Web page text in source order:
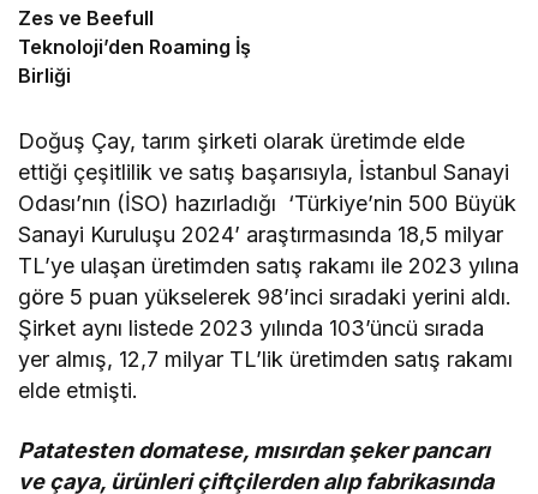
Zes ve Beefull
Teknoloji’den Roaming İş
Birliği
Doğuş Çay, tarım şirketi olarak üretimde elde
ettiği çeşitlilik ve satış başarısıyla, İstanbul Sanayi
Odası’nın (İSO) hazırladığı ‘Türkiye’nin 500 Büyük
Sanayi Kuruluşu 2024’ araştırmasında 18,5 milyar
TL’ye ulaşan üretimden satış rakamı ile 2023 yılına
göre 5 puan yükselerek 98’inci sıradaki yerini aldı.
Şirket aynı listede 2023 yılında 103’üncü sırada
yer almış, 12,7 milyar TL’lik üretimden satış rakamı
elde etmişti.
Patatesten domatese, mısırdan şeker pancarı
ve çaya, ürünleri çiftçilerden alıp fabrikasında